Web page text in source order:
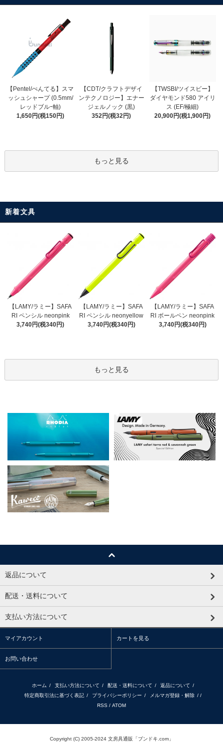
【Pentel/ぺんてる】スマ
ッシュシャープ (0.5mm/
レッドブルｰ軸)
1,650円(税150円)
【CDT/クラフトデザイ
ンテクノロジー】エナー
ジェルノック (黒)
352円(税32円)
【TWSBI/ツイスビー】
ダイヤモンド580 アイリ
ス (EF/極細)
20,900円(税1,900円)
もっと見る
新着文具
【LAMY/ラミー】SAFA
RI ペンシル neonpink
3,740円(税340円)
【LAMY/ラミー】SAFA
RI ペンシル neonyellow
3,740円(税340円)
【LAMY/ラミー】SAFA
RI ボールペン neonpink
3,740円(税340円)
もっと見る
返品について
配送・送料について
支払い方法について
マイアカウント カートを見る
お問い合わせ
ホーム / 支払い方法について / 配送・送料について / 返品について /
特定商取引法に基づく表記 / プライバシーポリシー / メルマガ登録・解除 / /
RSS / ATOM
Copyright (C) 2005-2024 文房具通販「ブンドキ.com」